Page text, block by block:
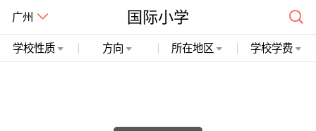
广州 国际小学
学校性质 方向 所在地区 学校学费